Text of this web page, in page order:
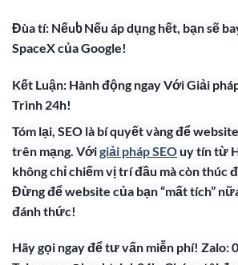
Đùa tí: Nếuხ Nếu áp dụng hết, bạn sẽ
SpaceX của Google!
Kết Luận: Hành động ngay Với Giải
Trình 24h!
Tóm lại, SEO là bí quyết vàng để
trên mạng. Vớigiải pháp SEOuy tín từ
không chỉ chiếm vị trí đầu mà còn thúc
Đừng để website của bạn “mất tích”
đánh thức!
Hãy gọi ngay để tư vấn miễn phí! Zalo: